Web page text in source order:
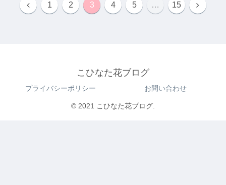
1 2 3 4 5 … 15
こひなた花ブログ
プライバシーポリシー お問い合わせ
© 2021 こひなた花ブログ.